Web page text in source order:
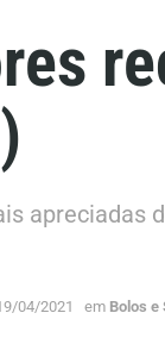
apreciadas
04/2021 em Bolos e